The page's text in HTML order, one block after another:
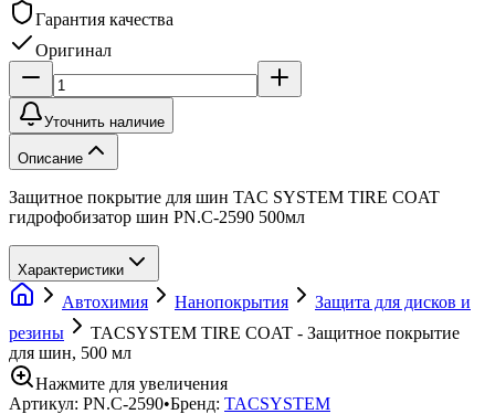
Гарантия качества
Оригинал
Уточнить наличие
Описание
Защитное покрытие для шин TAC SYSTEM TIRE COAT
гидрофобизатор шин PN.C-2590 500мл
Характеристики
Автохимия Нанопокрытия
Защита для дисков и
резины
TACSYSTEM TIRE COAT - Защитное покрытие
для шин, 500 мл
Нажмите для увеличения
Артикул: PN.C-2590•Бренд: TACSYSTEM